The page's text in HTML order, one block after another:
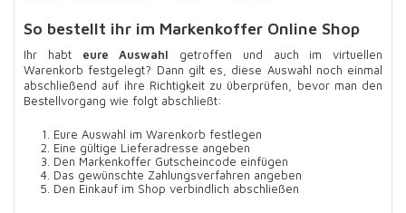
So bestellt ihr im Markenkoffer Online Shop
Ihr habteure Auswahl getroffen und auch im virtuellen
Warenkorb festgelegt? Dann gilt es, diese Auswahl noch einmal
abschließend auf ihre Richtigkeit zu überprüfen, bevor man den
Bestellvorgang wie folgt abschließt:
Eure Auswahl im Warenkorb festlegen
Eine gültige Lieferadresse angeben
Den Markenkoffer Gutscheincode einfügen
Das gewünschte Zahlungsverfahren angeben
Den Einkauf im Shop verbindlich abschließen